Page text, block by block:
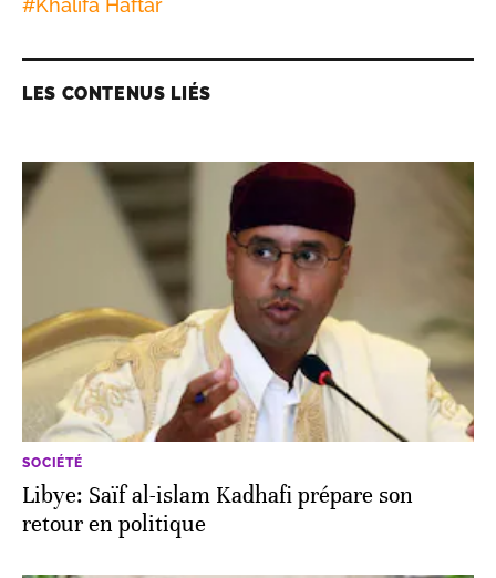
#Khalifa Haftar
LES CONTENUS LIÉS
SOCIÉTÉ
Libye: Saïf al-islam Kadhafi prépare son
retour en politique